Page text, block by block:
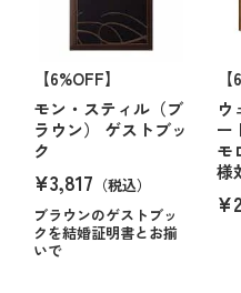
【6%OFF】
モン・スティル（ブ
ラウン） ゲストブッ
ク
¥3,817 （税込）
ブラウンのゲストブッ
クを結婚証明書とお揃
いで
ウ
ー
モ
様